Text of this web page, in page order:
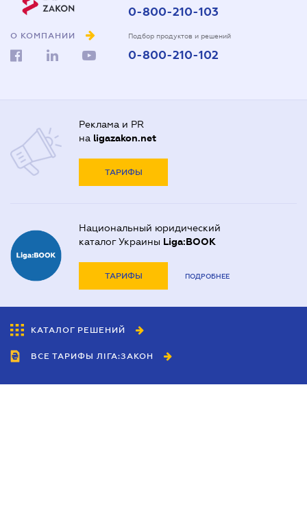
О КОМПАНИИ
0-800-210-103
Подбор продуктов и решений
0-800-210-102
Реклама и PR
на ligazakon.net
ТАРИФЫ
Национальный юридический
каталог Украины Liga:BOOK
ТАРИФЫ ПОДРОБНЕЕ
КАТАЛОГ РЕШЕНИЙ
ВСЕ ТАРИФЫ ЛІГА:ЗАКОН